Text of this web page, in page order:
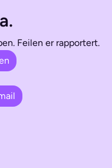
Feilen er rapportert.